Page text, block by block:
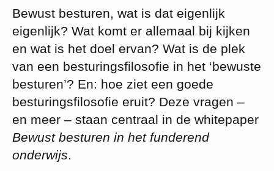
Bewust besturen, wat is dat eigenlijk
eigenlijk? Wat komt er allemaal bij kijken
en wat is het doel ervan? Wat is de plek
van een besturingsfilosofie in het ‘bewuste
besturen’? En: hoe ziet een goede
besturingsfilosofie eruit? Deze vragen –
en meer – staan centraal in de whitepaper
Bewust besturen in het funderend
onderwijs.